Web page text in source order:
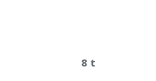
8 t